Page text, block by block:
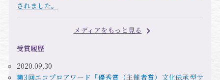
されました。
メディアをもっと見る
受賞履歴
2020.09.30
第3回エコプロアワード「優秀賞（主催者賞）文化伝承型サ